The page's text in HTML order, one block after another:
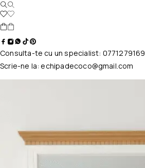
Consulta-te cu un specialist: 0771279169
Scrie-ne la:echipadecoco@gmail.com